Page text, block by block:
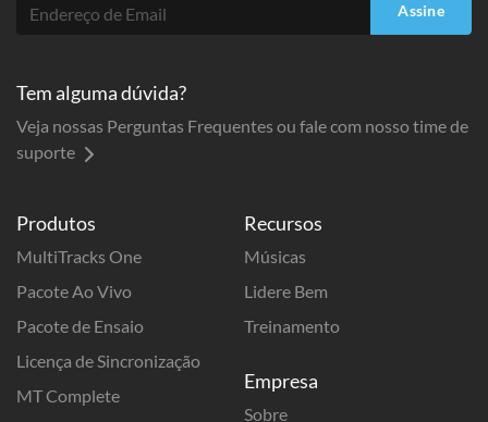
Produtos
MultiTracks One
Pacote Ao Vivo
Pacote de Ensaio
Licença de Sincronização
MT Complete
Recursos
Músicas
Lidere Bem
Treinamento
Empresa
Sobre
Assine
Tem alguma dúvida?
Veja nossas Perguntas Frequentes ou fale com nosso time de
suporte